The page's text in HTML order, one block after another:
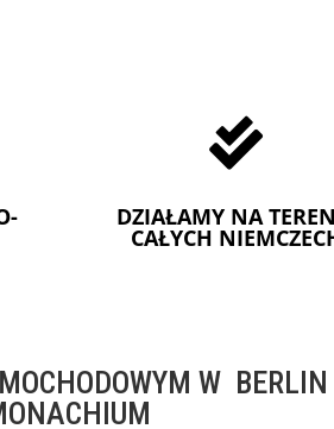

DZIAŁAMY NA
CAŁYCH
W